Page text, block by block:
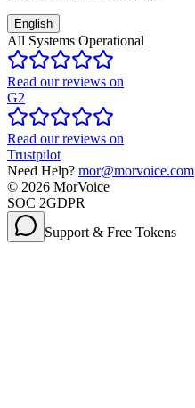
English
All Systems Operational
Read our reviews on
G2
Read our reviews on
Trustpilot
Need Help? mor@morvoice.com
© 2026 MorVoice
SOC 2GDPR
Support & Free Tokens